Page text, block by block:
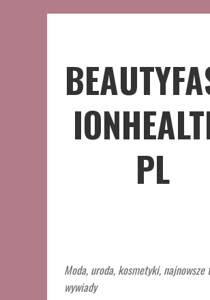
PL
Moda, uroda, kosmetyki, najnowsze
wywiady